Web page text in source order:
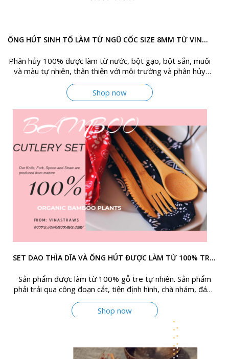
ỐNG HÚT SINH TỐ LÀM TỪ NGŨ CỐC SIZE 8MM TỪ VINASTRAWS
Phân hủy 100% được làm từ nước, bột gạo, bột sắn, muối
và màu tự nhiên, thân thiện với môi trường và phân hủy
Shop now
SET DAO THÌA DĨA VÀ ỐNG HÚT ĐƯỢC LÀM TỪ 100% TRE VIỆT NAM
Sản phẩm được làm từ 100% gỗ tre tự nhiên. Sản phẩm
phải trải qua công đoạn cắt, tiện định hình, chà nhám, đánh
Shop now